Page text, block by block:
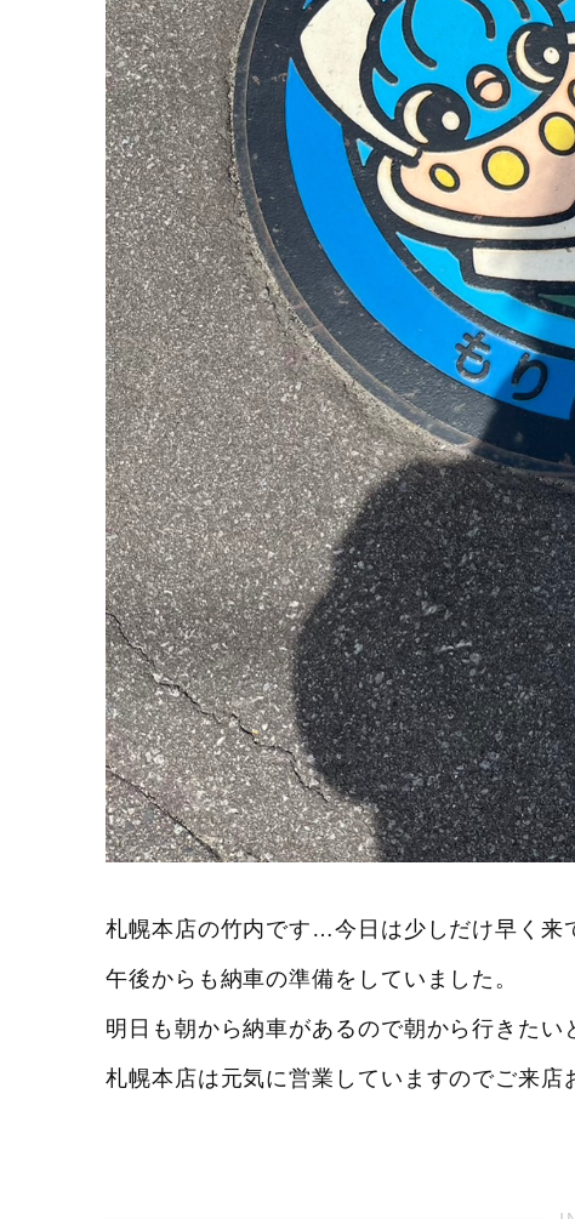
札幌本店の竹内です…今日は少しだけ早く来
午後からも納車の準備をしていました。
明日も朝から納車があるので朝から行きたい
札幌本店は元気に営業していますのでご来